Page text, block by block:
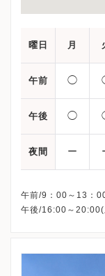
曜日 月
午前 ◯
午後 ◯
夜間 ー
午前/9：00～13：
午後/16:00～